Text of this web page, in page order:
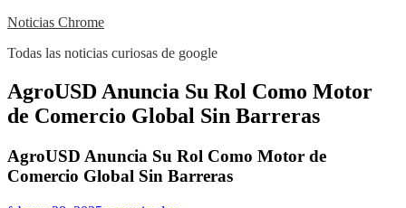
Skip
content
Noticias Chrome
Todas las noticias curiosas de google
Close
Menu
AgroUSD Anuncia Su Rol Como Motor
de Comercio Global Sin Barreras
AgroUSD Anuncia Su Rol Como Motor de
Comercio Global Sin Barreras